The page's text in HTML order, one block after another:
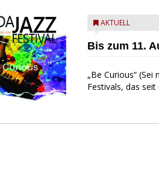
AKTUELL
Bis zum 11.
„Be Curious“
Festivals, das